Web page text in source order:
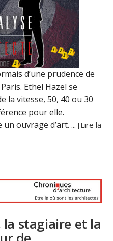
d’une prudence de
Ethel Hazel se
la vitesse, 50, 40 ou 30
pour elle.
ouvrage d’art. ...[Lire la
la stagiaire et la